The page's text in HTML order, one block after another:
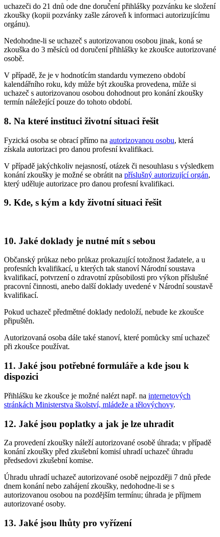
uchazeči do 21 dnů ode dne doručení přihlášky pozvánku ke složení
zkoušky (kopii pozvánky zašle zároveň k informaci autorizujícímu
orgánu).
Nedohodne-li se uchazeč s autorizovanou osobou jinak, koná se
zkouška do 3 měsíců od doručení přihlášky ke zkoušce autorizované
osobě.
V případě, že je v hodnotícím standardu vymezeno období
kalendářního roku, kdy může být zkouška provedena, může si
uchazeč s autorizovanou osobou dohodnout pro konání zkoušky
termín náležející pouze do tohoto období.
8. Na které instituci životní situaci řešit
Fyzická osoba se obrací přímo na autorizovanou osobu, která
získala autorizaci pro danou profesní kvalifikaci.
V případě jakýchkoliv nejasností, otázek či nesouhlasu s výsledkem
konání zkoušky je možné se obrátit na příslušný autorizující orgán,
který uděluje autorizace pro danou profesní kvalifikaci.
9. Kde, s kým a kdy životní situaci řešit
10. Jaké doklady je nutné mít s sebou
Občanský průkaz nebo průkaz prokazující totožnost žadatele, a u
profesních kvalifikací, u kterých tak stanoví Národní soustava
kvalifikací, potvrzení o zdravotní způsobilosti pro výkon příslušné
pracovní činnosti, anebo další doklady uvedené v Národní soustavě
kvalifikací.
Pokud uchazeč předmětné doklady nedoloží, nebude ke zkoušce
připuštěn.
Autorizovaná osoba dále také stanoví, které pomůcky smí uchazeč
při zkoušce používat.
11. Jaké jsou potřebné formuláře a kde jsou k
dispozici
Přihlášku ke zkoušce je možné nalézt např. na internetových
stránkách Ministerstva školství, mládeže a tělovýchovy.
12. Jaké jsou poplatky a jak je lze uhradit
Za provedení zkoušky náleží autorizované osobě úhrada; v případě
konání zkoušky před zkušební komisí uhradí uchazeč úhradu
předsedovi zkušební komise.
Úhradu uhradí uchazeč autorizované osobě nejpozději 7 dnů přede
dnem konání nebo zahájení zkoušky, nedohodne-li se s
autorizovanou osobou na pozdějším termínu; úhrada je příjmem
autorizované osoby.
13. Jaké jsou lhůty pro vyřízení